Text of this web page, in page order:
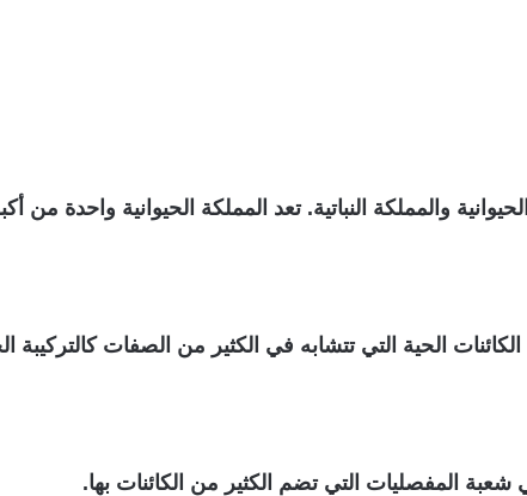
والمملكة النباتية. تعد المملكة الحيوانية واحدة من
الحية التي تتشابه في الكثير من الصفات كالتركيبة
المفصليات التي تضم الكثير من الكائنات بها.